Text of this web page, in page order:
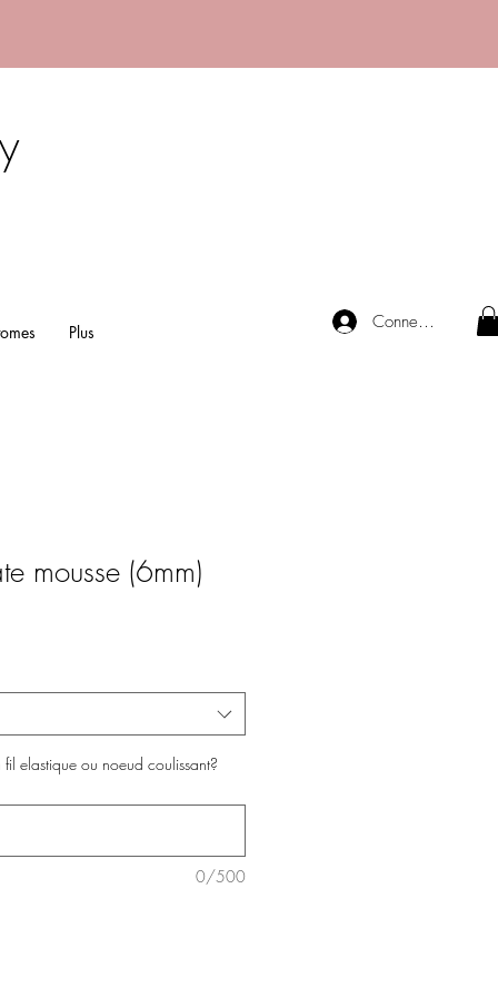
Plus Connexion
mousse (6mm)
elastique ou noeud coulissant?
0/500